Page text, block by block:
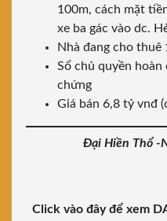
100m, cách mặt
xe ba gác vào dc.
Nhà đang cho
Sổ chủ quyền hoàn
chứng
Giá bán 6,8 tỷ vnđ
Đại Hiền Thổ -
Click vào đây để xem